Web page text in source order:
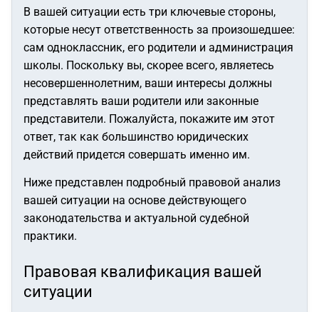
В вашей ситуации есть три ключевые стороны,
которые несут ответственность за произошедшее:
сам одноклассник, его родители и администрация
школы. Поскольку вы, скорее всего, являетесь
несовершеннолетним, ваши интересы должны
представлять ваши родители или законные
представители. Пожалуйста, покажите им этот
ответ, так как большинство юридических
действий придется совершать именно им.
Ниже представлен подробный правовой анализ
вашей ситуации на основе действующего
законодательства и актуальной судебной
практики.
Правовая квалификация вашей
ситуации